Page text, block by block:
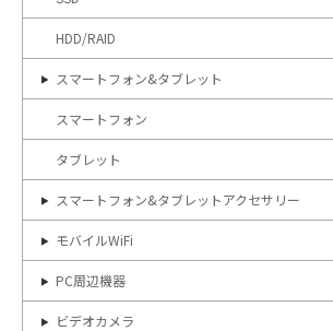
HDD/RAID
スマートフォン&タブレット
スマートフォン
タブレット
スマートフォン&タブレットアクセサリー
モバイルWiFi
PC周辺機器
ビデオカメラ